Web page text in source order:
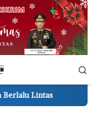
Semarak HUT ke-81 RI